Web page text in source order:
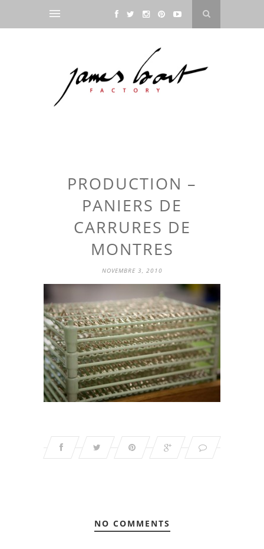
PRODUCTION –
PANIERS DE
CARRURES DE
MONTRES
NOVEMBRE 3, 2010
NO COMMENTS